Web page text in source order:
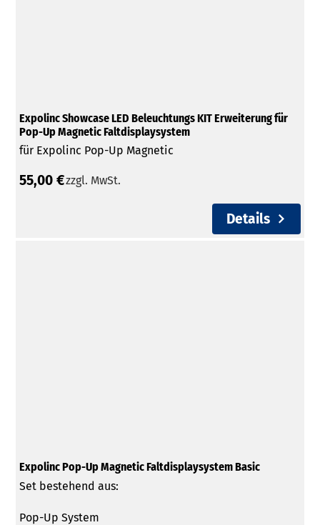
Expolinc Showcase LED Beleuchtungs KIT Erweiterung für
Pop-Up Magnetic Faltdisplaysystem
für Expolinc Pop-Up Magnetic
55,00 €zzgl. MwSt.
Details
Expolinc Pop-Up Magnetic Faltdisplaysystem Basic
Set bestehend aus:
Pop-Up System